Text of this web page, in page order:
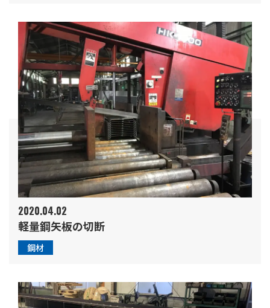
2020.04.02
軽量鋼矢板の切断
鋼材